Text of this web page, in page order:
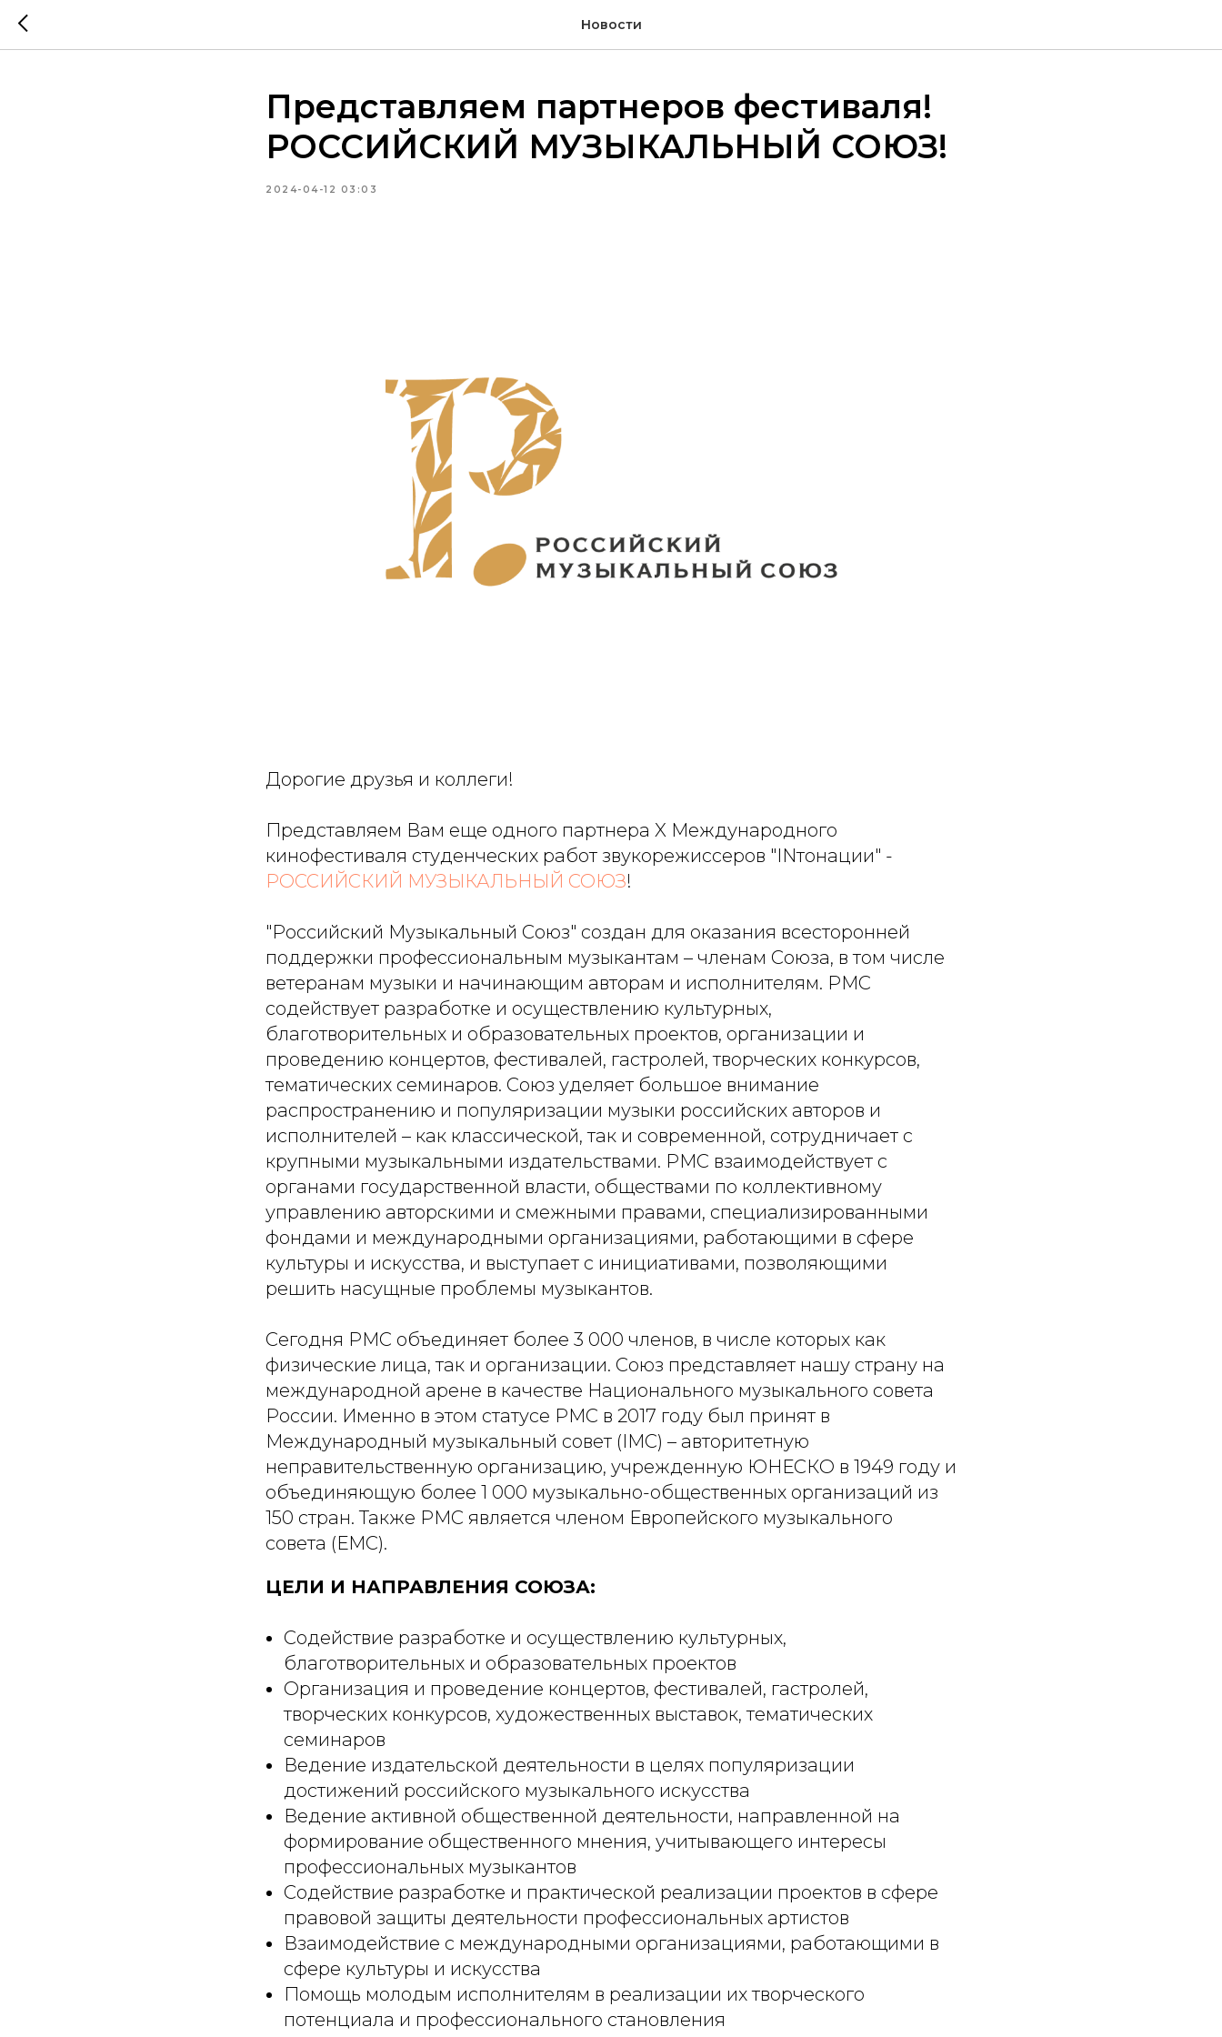
Новости
Представляем партнеров фестиваля!
РОССИЙСКИЙ МУЗЫКАЛЬНЫЙ СОЮЗ!
2024-04-12 03:03
Дорогие друзья и коллеги!
Представляем Вам еще одного партнера X Международного
кинофестиваля студенческих работ звукорежиссеров "INтонации" -
РОССИЙСКИЙ МУЗЫКАЛЬНЫЙ СОЮЗ!
"Российский Музыкальный Союз" создан для оказания всесторонней
поддержки профессиональным музыкантам – членам Союза, в том числе
ветеранам музыки и начинающим авторам и исполнителям. РМС
содействует разработке и осуществлению культурных,
благотворительных и образовательных проектов, организации и
проведению концертов, фестивалей, гастролей, творческих конкурсов,
тематических семинаров. Союз уделяет большое внимание
распространению и популяризации музыки российских авторов и
исполнителей – как классической, так и современной, сотрудничает с
крупными музыкальными издательствами. РМС взаимодействует с
органами государственной власти, обществами по коллективному
управлению авторскими и смежными правами, специализированными
фондами и международными организациями, работающими в сфере
культуры и искусства, и выступает с инициативами, позволяющими
решить насущные проблемы музыкантов.
Сегодня РМС объединяет более 3 000 членов, в числе которых как
физические лица, так и организации. Союз представляет нашу страну на
международной арене в качестве Национального музыкального совета
России. Именно в этом статусе РМС в 2017 году был принят в
Международный музыкальный совет (IMC) – авторитетную
неправительственную организацию, учрежденную ЮНЕСКО в 1949 году и
объединяющую более 1 000 музыкально-общественных организаций из
150 стран. Также РМС является членом Европейского музыкального
совета (ЕМС).
ЦЕЛИ И НАПРАВЛЕНИЯ СОЮЗА:
Содействие разработке и осуществлению культурных,
благотворительных и образовательных проектов
Организация и проведение концертов, фестивалей, гастролей,
творческих конкурсов, художественных выставок, тематических
семинаров
Ведение издательской деятельности в целях популяризации
достижений российского музыкального искусства
Ведение активной общественной деятельности, направленной на
формирование общественного мнения, учитывающего интересы
профессиональных музыкантов
Содействие разработке и практической реализации проектов в сфере
правовой защиты деятельности профессиональных артистов
Взаимодействие с международными организациями, работающими в
сфере культуры и искусства
Помощь молодым исполнителям в реализации их творческого
потенциала и профессионального становления